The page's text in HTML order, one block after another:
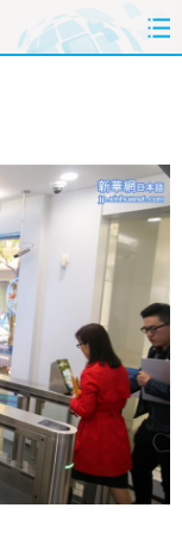
写真